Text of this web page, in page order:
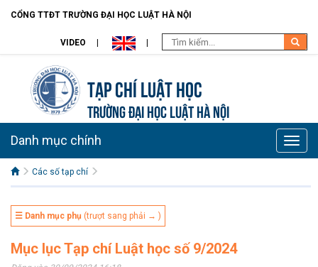
CỔNG TTĐT TRƯỜNG ĐẠI HỌC LUẬT HÀ NỘI
VIDEO
Tạp chí Luật học
TRƯỜNG ĐẠI HỌC LUẬT HÀ NỘI
Toggle
Danh mục chính
Các số tạp chí
☰ Danh mục phụ (trượt sang phải → )
Mục lục Tạp chí Luật học số 9/2024